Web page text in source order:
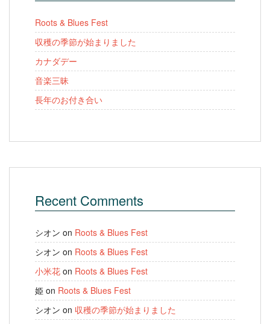
Roots & Blues Fest
収穫の季節が始まりました
カナダデー
音楽三昧
長年のお付き合い
Recent Comments
シオン on Roots & Blues Fest
シオン on Roots & Blues Fest
小米花 on Roots & Blues Fest
姫 on Roots & Blues Fest
シオン on 収穫の季節が始まりました